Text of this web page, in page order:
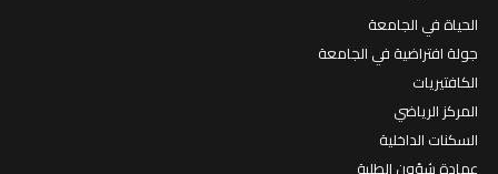
الحياة في الجامعة
جولة افتراضية في الجامعة
الكافتيريات
المركز الرياضي
السكنات الداخلية
عمادة شؤون الطلبة